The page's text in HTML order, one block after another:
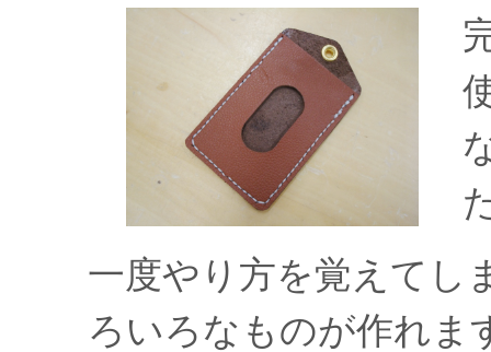
一度やり方を覚えてし
ろいろなものが作れま